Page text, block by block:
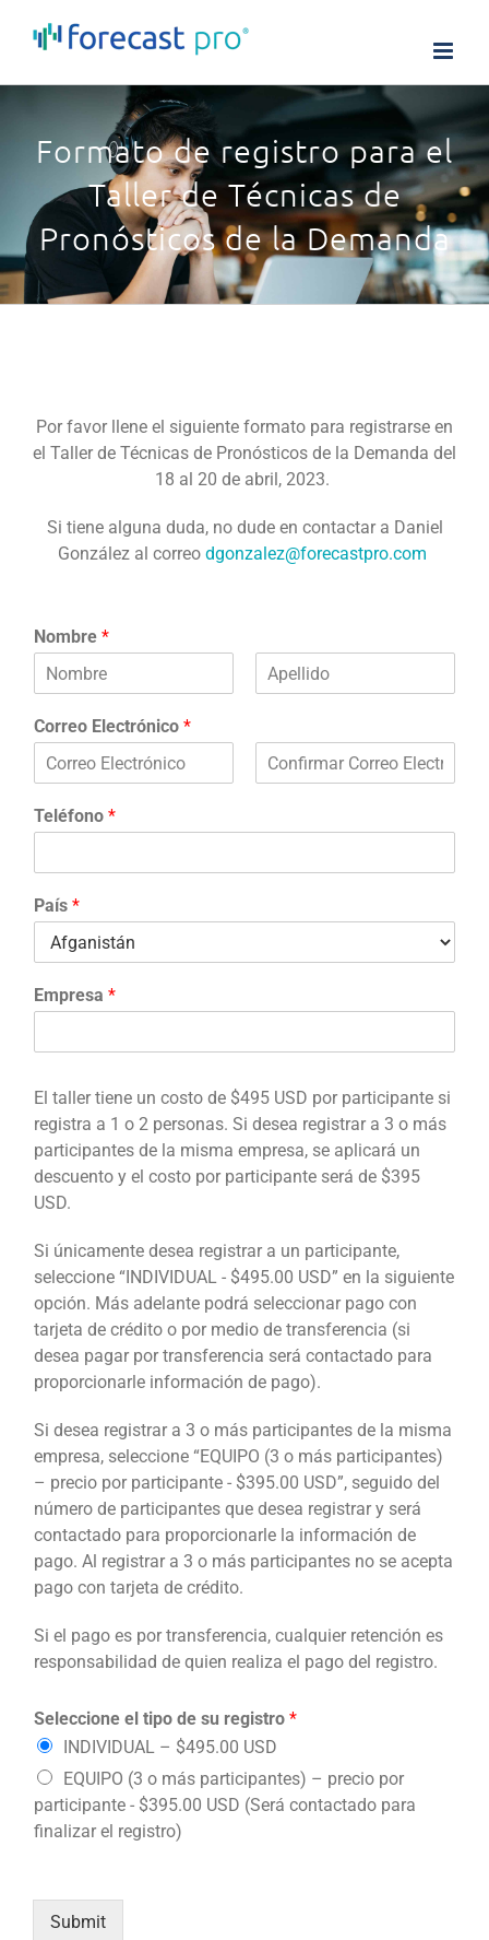
Formato de registro para el
Taller de Técnicas de
Pronósticos de la Demanda
Por favor llene el siguiente formato para registrarse en
el Taller de Técnicas de Pronósticos de la Demanda del
18 al 20 de abril, 2023.
Si tiene alguna duda, no dude en contactar a Daniel
González al correo dgonzalez@forecastpro.com
Nombre *
i
r
Correo Electrónico *
m
a
r
i
Teléfono *
País *
Empresa *
El taller tiene un costo de $495 USD por participante si
registra a 1 o 2 personas. Si desea registrar a 3 o más
participantes de la misma empresa, se aplicará un
descuento y el costo por participante será de $395
USD.
Si únicamente desea registrar a un participante,
seleccione “INDIVIDUAL - $495.00 USD” en la siguiente
opción. Más adelante podrá seleccionar pago con
tarjeta de crédito o por medio de transferencia (si
desea pagar por transferencia será contactado para
proporcionarle información de pago).
Si desea registrar a 3 o más participantes de la misma
empresa, seleccione “EQUIPO (3 o más participantes)
– precio por participante - $395.00 USD”, seguido del
número de participantes que desea registrar y será
contactado para proporcionarle la información de
pago. Al registrar a 3 o más participantes no se acepta
pago con tarjeta de crédito.
Si el pago es por transferencia, cualquier retención es
responsabilidad de quien realiza el pago del registro.
Seleccione el tipo de su registro *
INDIVIDUAL – $495.00 USD
EQUIPO (3 o más participantes) – precio por
participante - $395.00 USD (Será contactado para
finalizar el registro)
Submit